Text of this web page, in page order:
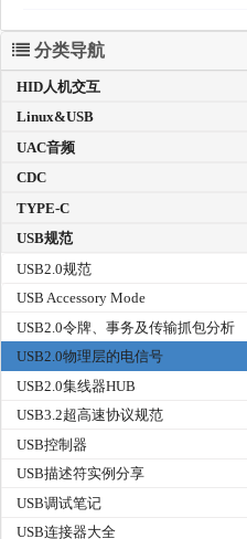
分类导航
HID人机交互
Linux&USB
UAC音频
CDC
TYPE-C
USB规范
USB2.0规范
USB Accessory Mode
USB2.0令牌、事务及传输抓包分析
USB2.0物理层的电信号
USB2.0集线器HUB
USB3.2超高速协议规范
USB控制器
USB描述符实例分享
USB调试笔记
USB连接器大全